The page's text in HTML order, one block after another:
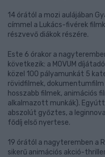
14 órától a mozi aulájában
címmel a Lukács-fivérek
részvevő diákok részére.
Este 6 órakor a
következik: a MOVUM
közel 100 pályamunkát 5
rövidfilmek,
hosszabb filmek, animációs
alkalmazott munkák).
abszolút győztes, a
fődíj első nyertese.
19 órától a nagyteremben a
sikerű animációs akció-